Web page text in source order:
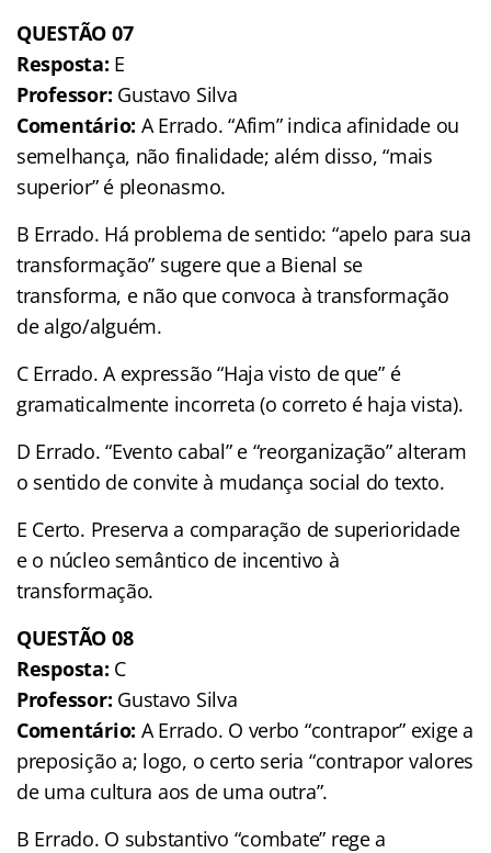
QUESTÃO 07
Resposta: E
Professor: Gustavo Silva
Comentário: A Errado. “Afim” indica afinidade ou
semelhança, não finalidade; além disso, “mais
superior” é pleonasmo.
B Errado. Há problema de sentido: “apelo para sua
transformação” sugere que a Bienal se
transforma, e não que convoca à transformação
de algo/alguém.
C Errado. A expressão “Haja visto de que” é
gramaticalmente incorreta (o correto é haja vista).
D Errado. “Evento cabal” e “reorganização” alteram
o sentido de convite à mudança social do texto.
E Certo. Preserva a comparação de superioridade
e o núcleo semântico de incentivo à
transformação.
QUESTÃO 08
Resposta: C
Professor: Gustavo Silva
Comentário: A Errado. O verbo “contrapor” exige a
preposição a; logo, o certo seria “contrapor valores
de uma cultura aos de uma outra”.
B Errado. O substantivo “combate” rege a